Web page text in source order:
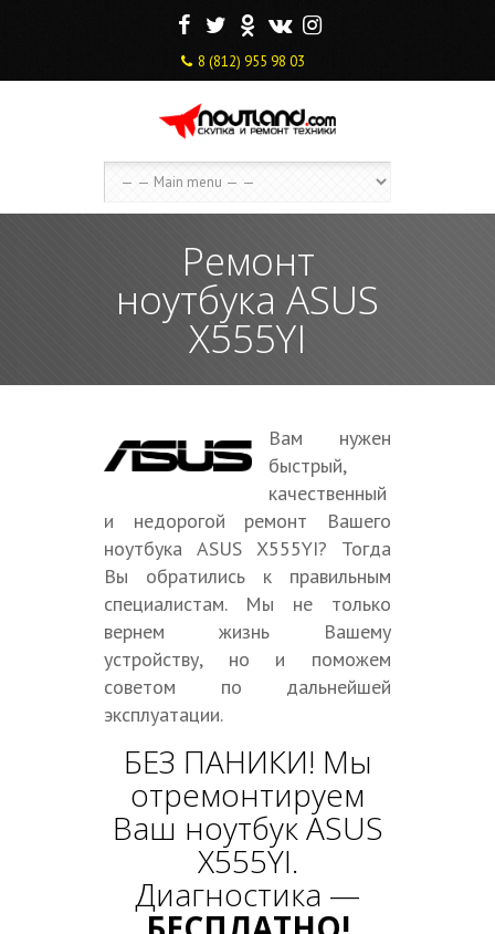
F T O V I
8 (812) 955 98 03
Ремонт
ноутбука ASUS
X555YI
Вам нужен
быстрый,
качественный
и недорогой ремонт Вашего
ноутбука ASUS X555YI? Тогда
Вы обратились к правильным
специалистам. Мы не только
вернем жизнь Вашему
устройству, но и поможем
советом по дальнейшей
эксплуатации.
БЕЗ ПАНИКИ! Мы
отремонтируем
Ваш ноутбук ASUS
X555YI.
Диагностика —